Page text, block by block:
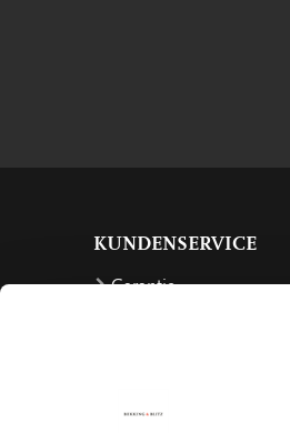
KUNDENSERVICE
Garantie